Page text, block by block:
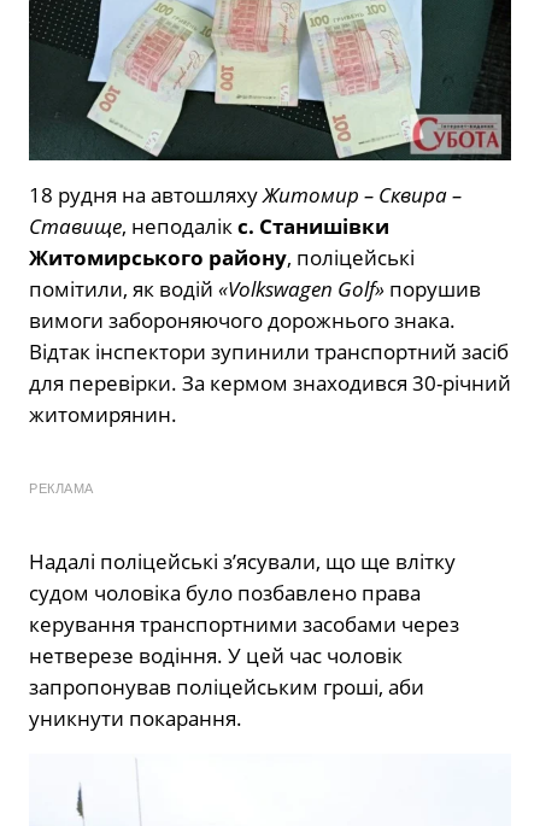
18 рудня на автошляхуЖитомир – Сквира –
Ставище, неподалікс. Станишівки
Житомирського району, поліцейські
помітили, як водій «Volkswagen Golf» порушив
вимоги забороняючого дорожнього знака.
Відтак інспектори зупинили транспортний засіб
для перевірки. За кермом знаходився 30-річний
житомирянин.
РЕКЛАМА
Надалі поліцейські з’ясували, що ще влітку
судом чоловіка було позбавлено права
керування транспортними засобами через
нетверезе водіння. У цей час чоловік
запропонував поліцейським гроші, аби
уникнути покарання.